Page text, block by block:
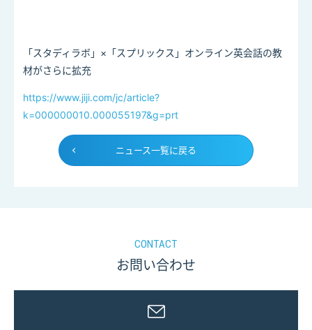
「スタディラボ」×「スプリックス」オンライン英会話の教
材がさらに拡充
https://www.jiji.com/jc/article?
k=000000010.000055197&g=prt
ニュース一覧に戻る
CONTACT
お問い合わせ